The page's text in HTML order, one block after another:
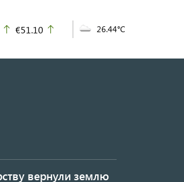
up
€51.10 26.44°C
вернули землю